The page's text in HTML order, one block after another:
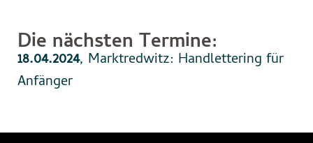
Die nächsten Termine:
18.04.2024, Marktredwitz: Handlettering für
Anfänger